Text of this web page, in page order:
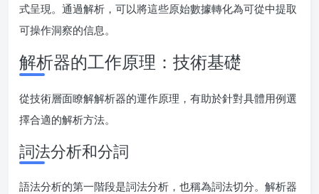
式呈現。通過解析，可以將這些原始數據轉化為可從中提取
可操作洞察的信息。
解析器的工作原理：技術基礎
從技術層面瞭解解析器的運作原理，有助於針對具體用例選
擇合適的解析方法。
詞法分析和分詞
語法分析的第一階段是詞法分析，也稱為詞法切分。解析器